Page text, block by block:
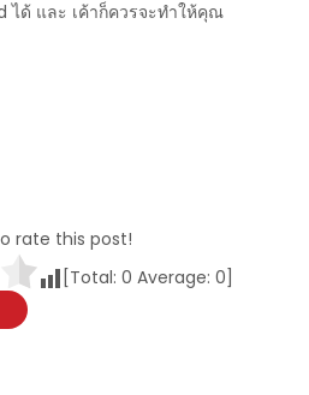
ได้ และ เค้าก็ควรจะทำให้คุณ
rate this post!
[Total: 0 Average: 0]